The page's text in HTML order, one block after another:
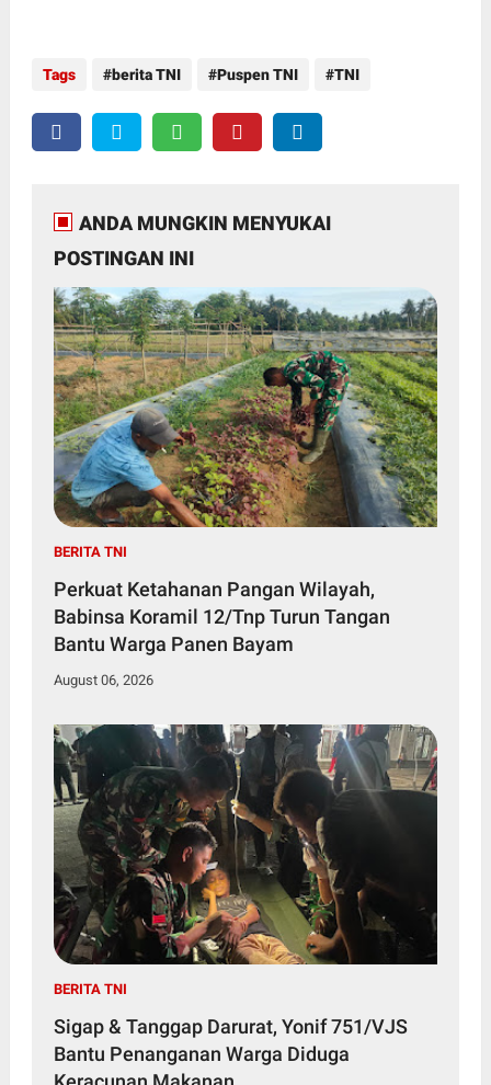
Tags berita TNI Puspen TNI TNI
ANDA MUNGKIN MENYUKAI
POSTINGAN INI
BERITA TNI
Perkuat Ketahanan Pangan Wilayah,
Babinsa Koramil 12/Tnp Turun Tangan
Bantu Warga Panen Bayam
August 06, 2026
BERITA TNI
Sigap & Tanggap Darurat, Yonif 751/VJS
Bantu Penanganan Warga Diduga